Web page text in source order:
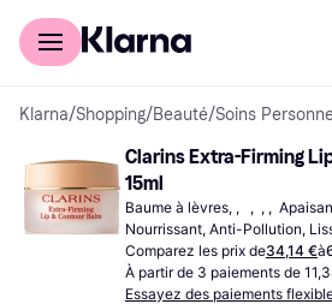
Acheter avec Klarna
Klarna/Shopping/Beauté/Soins
Clarins Extra-Firming
15ml
Baume à lèvres, ,   ,  , ,
Nourrissant, Anti-Pollution,
Adoucissant,  Beurre de
Comparez les prix de34,14 €à
À partir de 3 paiements de
Essayez des paiements